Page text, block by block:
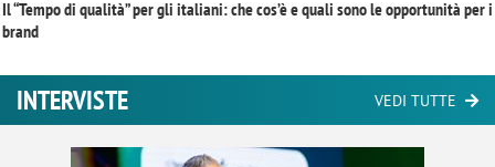
Il “Tempo di qualità” per gli italiani: che cos’è e quali sono le opportunità per i
brand
INTERVISTE VEDI TUTTE